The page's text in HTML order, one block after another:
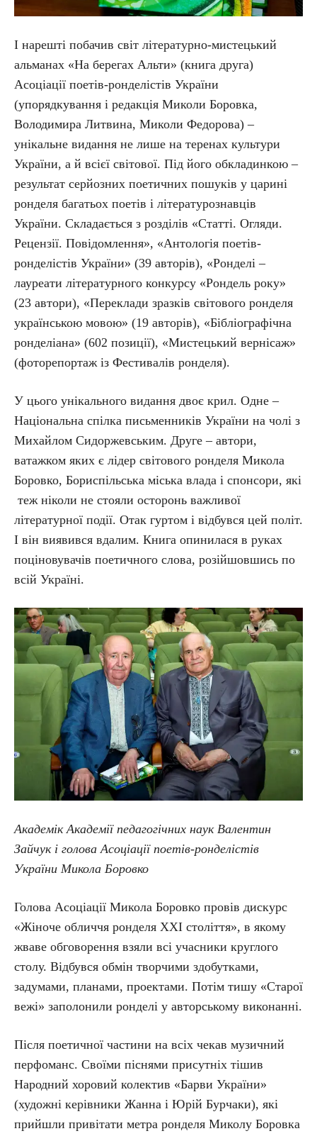
І нарешті побачив світ літературно-мистецький
альманах «На берегах Альти» (книга друга)
Асоціації поетів-ронделістів України
(упорядкування і редакція Миколи Боровка,
Володимира Литвина, Миколи Федорова) –
унікальне видання не лише на теренах культури
України, а й всієї світової. Під його обкладинкою –
результат серйозних поетичних пошуків у царині
ронделя багатьох поетів і літературознавців
України. Складається з розділів «Статті. Огляди.
Рецензії. Повідомлення», «Антологія поетів-
ронделістів України» (39 авторів), «Ронделі –
лауреати літературного конкурсу «Рондель року»
(23 автори), «Переклади зразків світового ронделя
українською мовою» (19 авторів), «Бібліографічна
ронделіана» (602 позиції), «Мистецький вернісаж»
(фоторепортаж із Фестивалів ронделя).
У цього унікального видання двоє крил. Одне –
Національна спілка письменників України на чолі з
Михайлом Сидоржевським. Друге – автори,
ватажком яких є лідер світового ронделя Микола
Боровко, Бориспільська міська влада і спонсори, які
теж ніколи не стояли осторонь важливої
літературної події. Отак гуртом і відбувся цей політ.
І він виявився вдалим. Книга опинилася в руках
поціновувачів поетичного слова, розійшовшись по
всій Україні.
Академік Академії педагогічних наук Валентин
Зайчук і голова Асоціації поетів-ронделістів
України Микола Боровко
Голова Асоціації Микола Боровко провів дискурс
«Жіноче обличчя ронделя ХХІ століття», в якому
жваве обговорення взяли всі учасники круглого
столу. Відбувся обмін творчими здобутками,
задумами, планами, проектами. Потім тишу «Старої
вежі» заполонили ронделі у авторському виконанні.
Після поетичної частини на всіх чекав музичний
перфоманс. Своїми піснями присутніх тішив
Народний хоровий колектив «Барви України»
(художні керівники Жанна і Юрій Бурчаки), які
прийшли привітати метра ронделя Миколу Боровка